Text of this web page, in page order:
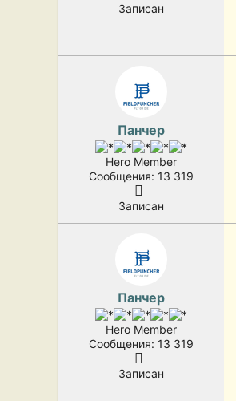
Записан
Панчер
Hero Member
Сообщения: 13 319
Записан
Панчер
Hero Member
Сообщения: 13 319
Записан